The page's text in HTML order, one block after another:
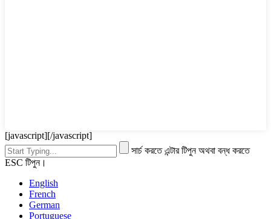
[javascript] [/javascript]
সার্চ করতে এন্টার টিপুন অথবা বন্ধ করতে
ESC টিপুন।
English
French
German
Portuguese